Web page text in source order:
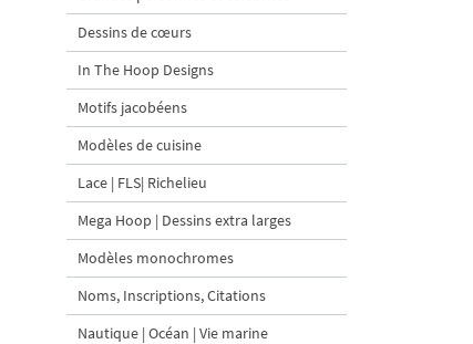
Dessins de cœurs
In The Hoop Designs
Motifs jacobéens
Modèles de cuisine
Lace | FLS| Richelieu
Mega Hoop | Dessins extra larges
Modèles monochromes
Noms, Inscriptions, Citations
Nautique | Océan | Vie marine